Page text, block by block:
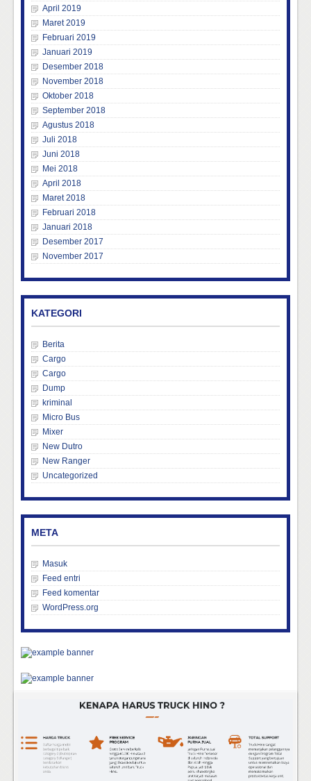
April 2019
Maret 2019
Februari 2019
Januari 2019
Desember 2018
November 2018
Oktober 2018
September 2018
Agustus 2018
Juli 2018
Juni 2018
Mei 2018
April 2018
Maret 2018
Februari 2018
Januari 2018
Desember 2017
November 2017
KATEGORI
Berita
Cargo
Cargo
Dump
kriminal
Micro Bus
Mixer
New Dutro
New Ranger
Uncategorized
META
Masuk
Feed entri
Feed komentar
WordPress.org